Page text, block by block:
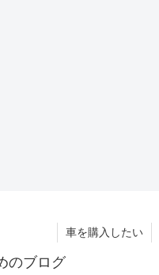
のブログ
車を購入したい